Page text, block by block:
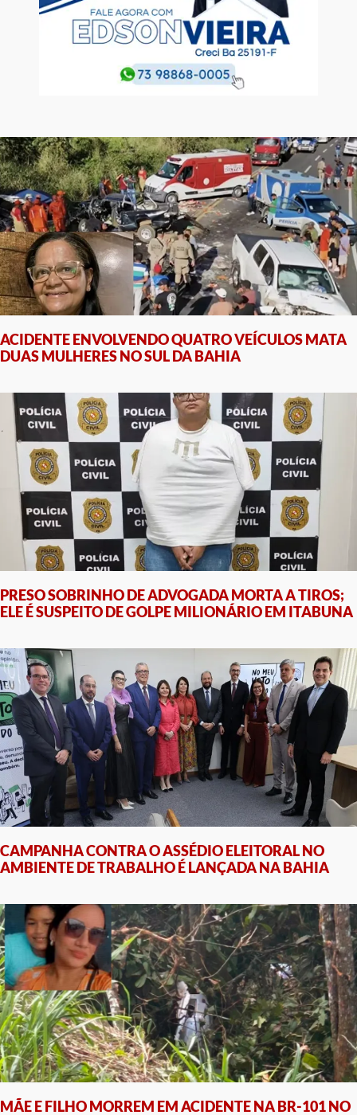
ACIDENTE ENVOLVENDO QUATRO VEÍCULOS MATA
DUAS MULHERES NO SUL DA BAHIA
PRESO SOBRINHO DE ADVOGADA MORTA A TIROS;
ELE É SUSPEITO DE GOLPE MILIONÁRIO EM ITABUNA
CAMPANHA CONTRA O ASSÉDIO ELEITORAL NO
AMBIENTE DE TRABALHO É LANÇADA NA BAHIA
MÃE E FILHO MORREM EM ACIDENTE NA BR-101 NO